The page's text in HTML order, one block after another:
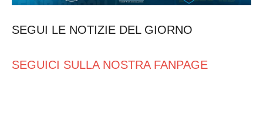
SEGUI LE NOTIZIE DEL GIORNO
SEGUICI SULLA NOSTRA FANPAGE